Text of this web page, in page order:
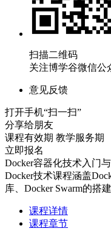
扫描二维码
关注博学谷微信公
意见反馈
打开手机“扫一扫”
分享给朋友
课程有效期 教学服务期
立即报名
Docker容器化技术入门
Docker技术课程涵盖
库、Docker Swarm的搭
课程详情
课程章节